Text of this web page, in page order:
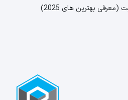
بهترین‌ های 2025)